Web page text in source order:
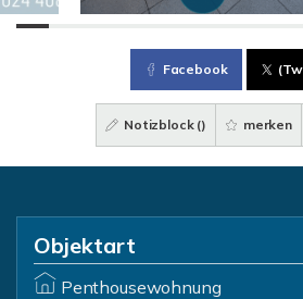
Facebook
Notizblock () merken
Objektart
Penthousewohnung